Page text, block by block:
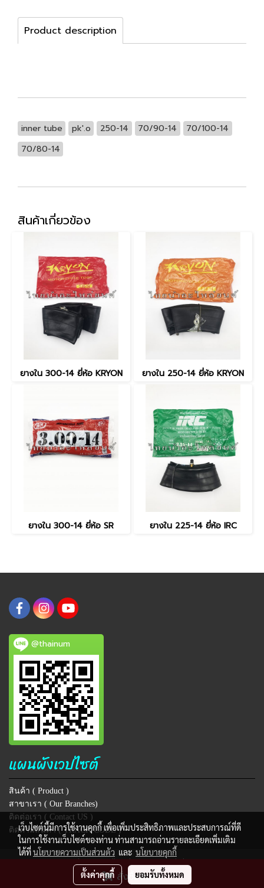
สั่งซื้อสินค้า
Product description
inner tube pk'.o 250-14 70/90-14
70/100-14
70/80-14
สินค้าเกี่ยวข้อง
ยางใน 300-14 ยี่ห้อ KRYON ยางใน 250-14 ยี่ห้อ KRYON
ยางใน 300-14 ยี่ห้อ SR ยางใน 225-14 ยี่ห้อ IRC
@thainum
แผนผังเวปไซต์
สินค้า ( Product )
สาขาเรา ( Our Branches)
ติดต่อเรา ( Contact US )
ติดตามสินค้า ( TRACK CODE )
@ Copyright 2018 All Rights Reserved. thainum.com
ผู้เข้าชมขณะนี้ 473
เว็บไซต์นี้มีการใช้งานคุกกี้ เพื่อเพิ่มประสิทธิภาพและประสบการณ์ที่ดี
ในการใช้งานเว็บไซต์ของท่าน ท่านสามารถอ่านรายละเอียดเพิ่มเติม
ได้ที่นโยบายความเป็นส่วนตัว และ นโยบายคุกกี้
ตั้งค่าคุกกี้ ยอมรับทั้งหมด